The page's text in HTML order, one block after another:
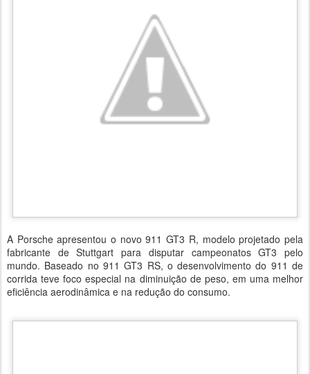
A Porsche apresentou o novo 911 GT3 R, modelo projetado pela
fabricante de Stuttgart para disputar campeonatos GT3 pelo
mundo. Baseado no 911 GT3 RS, o desenvolvimento do 911 de
corrida teve foco especial na diminuição de peso, em uma melhor
eficiência aerodinâmica e na redução do consumo.